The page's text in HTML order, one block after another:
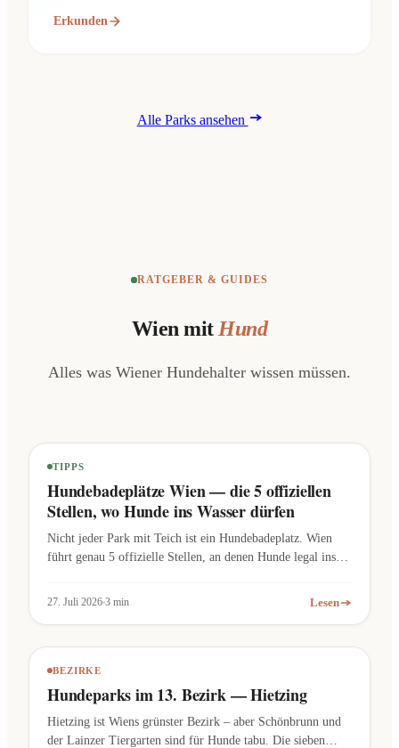
Erkunden
Alle Parks ansehen
RATGEBER & GUIDES
Wien mit Hund
Alles was Wiener Hundehalter wissen müssen.
TIPPS
Hundebadeplätze Wien — die 5 offiziellen
Stellen, wo Hunde ins Wasser dürfen
Nicht jeder Park mit Teich ist ein Hundebadeplatz. Wien
führt genau 5 offizielle Stellen, an denen Hunde legal ins
27. Juli 2026 3 min Lesen
BEZIRKE
Hundeparks im 13. Bezirk — Hietzing
Hietzing ist Wiens grünster Bezirk – aber Schönbrunn und
der Lainzer Tiergarten sind für Hunde tabu. Die sieben